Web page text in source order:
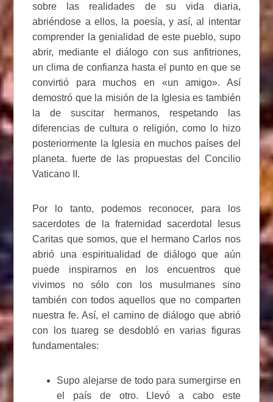
sobre las realidades de su vida diaria,
abriéndose a ellos, la poesía, y así, al intentar
comprender la genialidad de este pueblo, supo
abrir, mediante el diálogo con sus anfitriones,
un clima de confianza hasta el punto en que se
convirtió para muchos en «un amigo». Así
demostró que la misión de la Iglesia es también
la de suscitar hermanos, respetando las
diferencias de cultura o religión, como lo hizo
posteriormente la Iglesia en muchos países del
planeta. fuerte de las propuestas del Concilio
Vaticano II.
Por lo tanto, podemos reconocer, para los
sacerdotes de la fraternidad sacerdotal Iesus
Caritas que somos, que el hermano Carlos nos
abrió una espiritualidad de diálogo que aún
puede inspirarnos en los encuentros que
vivimos no sólo con los musulmanes sino
también con todos aquellos que no comparten
nuestra fe. Así, el camino de diálogo que abrió
con los tuareg se desdobló en varias figuras
fundamentales:
Supo alejarse de todo para sumergirse en
el país de otro. Llevó a cabo este